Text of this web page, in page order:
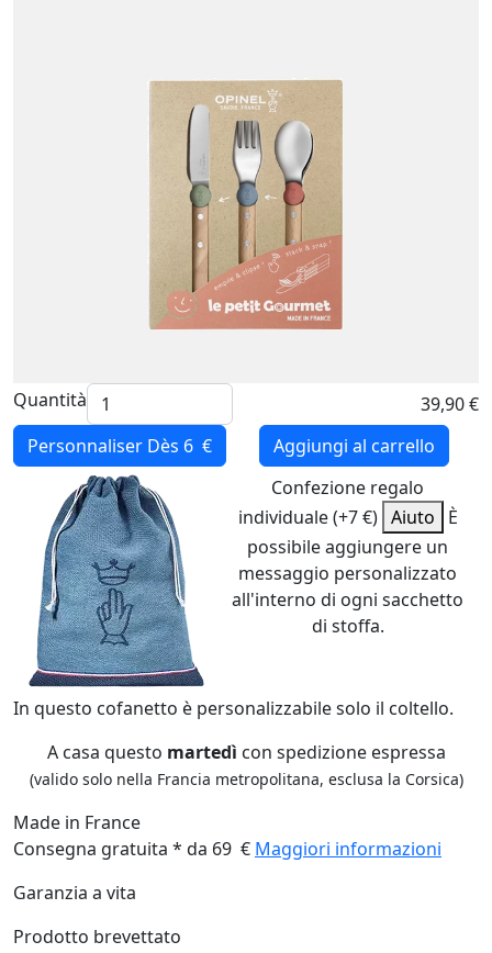
Quantità
39,90 €
Personnaliser Dès 6 €
Aggiungi al carrello
Confezione regalo
individuale (+7 €) Aiuto
È
possibile aggiungere un
messaggio personalizzato
all'interno di ogni sacchetto
di stoffa.
In questo cofanetto è personalizzabile solo il coltello.
A casa questo martedì con spedizione espressa
(valido solo nella Francia metropolitana, esclusa la Corsica)
Made in France
Consegna gratuita * da 69 € Maggiori informazioni
Garanzia a vita
Prodotto brevettato